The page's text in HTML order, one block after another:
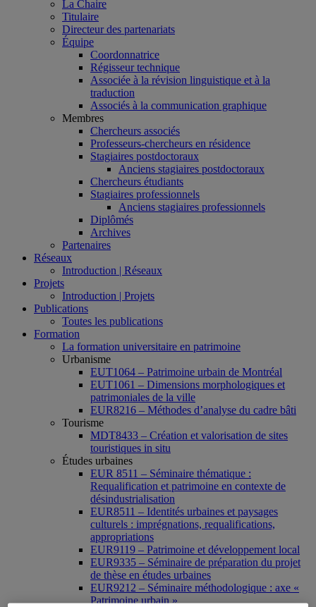
La Chaire
Titulaire
Directeur des partenariats
Équipe
Coordonnatrice
Régisseur technique
Associée à la révision linguistique et à la
traduction
Associés à la communication graphique
Membres
Chercheurs associés
Professeurs-chercheurs en résidence
Stagiaires postdoctoraux
Anciens stagiaires postdoctoraux
Chercheurs étudiants
Stagiaires professionnels
Anciens stagiaires professionnels
Diplômés
Archives
Partenaires
Réseaux
Introduction | Réseaux
Projets
Introduction | Projets
Publications
Toutes les publications
Formation
La formation universitaire en patrimoine
Urbanisme
EUT1064 – Patrimoine urbain de Montréal
EUT1061 – Dimensions morphologiques et
patrimoniales de la ville
EUR8216 – Méthodes d’analyse du cadre bâti
Tourisme
MDT8433 – Création et valorisation de sites
touristiques in situ
Études urbaines
EUR 8511 – Séminaire thématique :
Requalification et patrimoine en contexte de
désindustrialisation
EUR8511 – Identités urbaines et paysages
culturels : imprégnations, requalifications,
appropriations
EUR9119 – Patrimoine et développement local
EUR9335 – Séminaire de préparation du projet
de thèse en études urbaines
EUR9212 – Séminaire méthodologique : axe «
Patrimoine urbain »